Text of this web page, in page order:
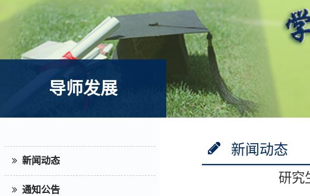
导师发展
新闻动态
通知公告
新闻动态
研究